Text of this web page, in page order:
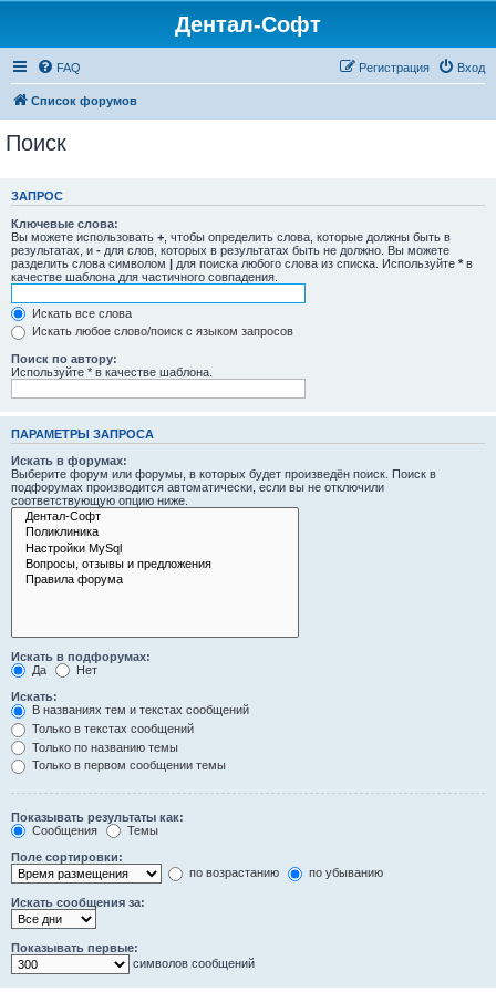
Дентал-Софт
FAQ Вход
Регистрация
Список форумов
Поиск
ЗАПРОС
Ключевые слова:
Вы можете использовать + , чтобы определить слова, которые должны быть в
результатах, и - для слов, которых в результатах быть не должно. Вы можете
разделить слова символом | для поиска любого слова из списка. Используйте * в
качестве шаблона для частичного совпадения.
Искать все слова
Искать любое слово/поиск с языком запросов
Поиск по автору:
Используйте * в качестве шаблона.
ПАРАМЕТРЫ ЗАПРОСА
Искать в форумах:
Выберите форум или форумы, в которых будет произведён поиск. Поиск в
подфорумах производится автоматически, если вы не отключили
соответствующую опцию ниже.
Искать в подфорумах:
Да
Нет
Искать:
В названиях тем и текстах сообщений
Только в текстах сообщений
Только по названию темы
Только в первом сообщении темы
Показывать результаты как:
Сообщения
Темы
Поле сортировки:
по возрастанию
по убыванию
Искать сообщения за:
Показывать первые:
символов сообщений